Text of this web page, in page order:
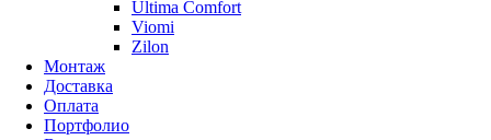
Ultima Comfort
Viomi
Zilon
Монтаж
Доставка
Оплата
Портфолио